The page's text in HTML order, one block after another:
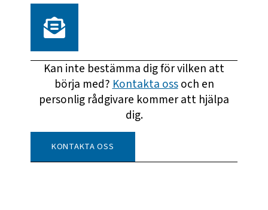
Kan inte bestämma dig för vilken att
börja med?Kontakta ossoch en
personlig rådgivare kommer att hjälpa
dig.
KONTAKTA OSS